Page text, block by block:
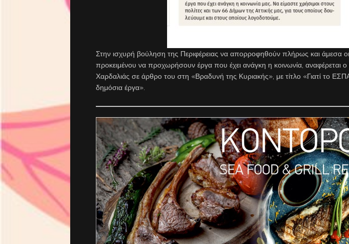
Στην ισχυρή βούληση της Περιφέρειας να απορροφηθούν πλήρως και άμεσα
προκειμένου να προχωρήσουν έργα που έχει ανάγκη η κοινωνία, αναφέρεται ο
Χαρδαλιάς σε άρθρο του στη «Βραδυνή της Κυριακής», με τίτλο «Γιατί το
δημόσια έργα».